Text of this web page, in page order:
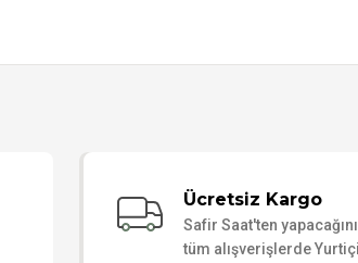
Ücretsiz Kargo
Safir Saat'ten
tüm alışverişlerde Yurtiçi